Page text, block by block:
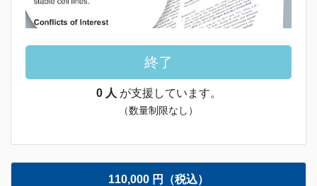
終了
0 人 が支援しています。
（数量制限なし）
110,000 円（税込）